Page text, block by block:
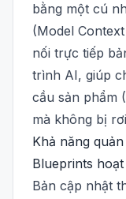
bằng một cú
(Model
nối trực tiếp
trình AI, giúp
cầu sản phẩm
mà không bị
Khả năng
Blueprints
Bản cập nhật